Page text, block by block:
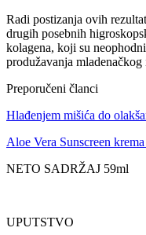
Radi postizanja ovih
drugih posebnih
kolagena, koji su
produžavanja
Preporučeni članci
Hlađenjem mišića do
Aloe Vera Sunscreen
NETO SADRŽAJ 59ml
UPUTSTVO